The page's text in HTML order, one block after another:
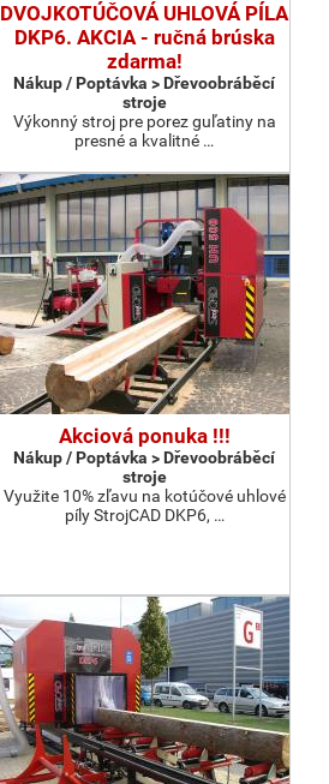
DVOJKOTÚČOVÁ UHLOVÁ PÍLA
DKP6. AKCIA - ručná brúska
zdarma!
Nákup / Poptávka > Dřevoobráběcí
stroje
Výkonný stroj pre porez guľatiny na
presné a kvalitné …
Akciová ponuka !!!
Nákup / Poptávka > Dřevoobráběcí
stroje
Využite 10% zľavu na kotúčové uhlové
píly StrojCAD DKP6, …